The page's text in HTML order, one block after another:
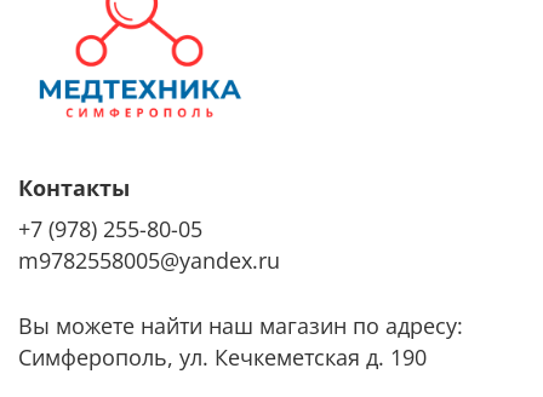
Контакты
+7 (978) 255-80-05
m9782558005@yandex.ru
Вы можете найти наш магазин по адресу:
Симферополь, ул. Кечкеметская д. 190